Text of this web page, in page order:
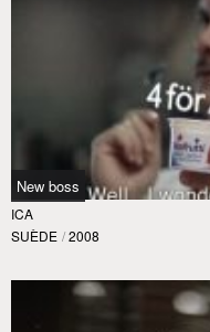
New boss
ICA
SUÈDE / 2008